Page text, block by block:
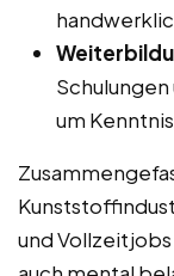
um
und Vollzeitjobs